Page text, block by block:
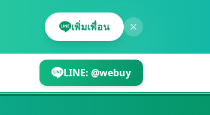
เพิ่มเพื่อน
LINE: @webuy